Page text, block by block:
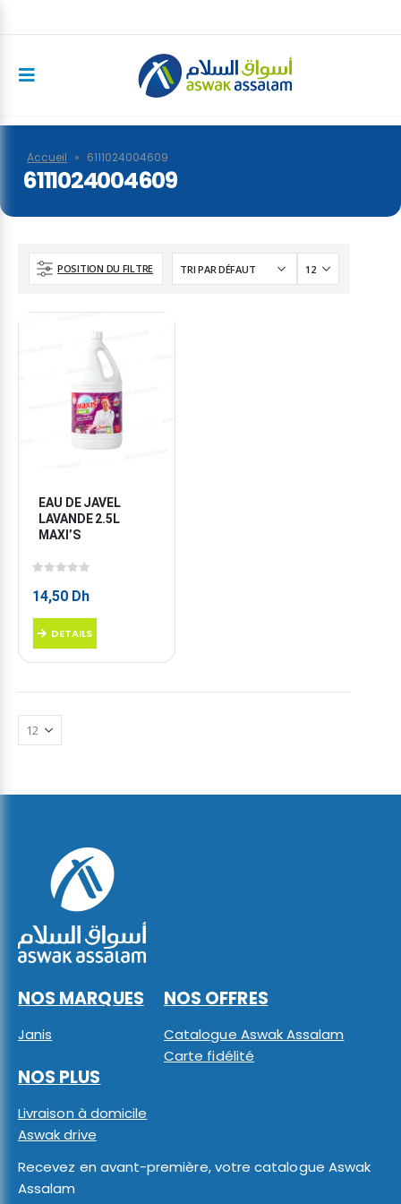
Accueil » 6111024004609
6111024004609
POSITION DU FILTRE
EAU DE JAVEL
LAVANDE 2.5L
MAXI’S
14,50 Dh
DETAILS
NOS MARQUES
Janis
NOS OFFRES
Catalogue Aswak Assalam
Carte fidélité
NOS PLUS
Livraison à domicile
Aswak drive
Recevez en avant-première, votre catalogue Aswak
Assalam